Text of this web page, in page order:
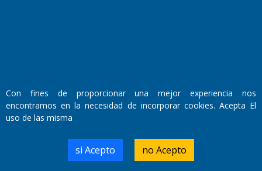
Santa Rosa, La Pampa.
Número de Registro DNDA:
RL-2019-55551274-APN-DNDA#MJ
Con fines de proporcionar una mejor experiencia nos
encontramos en la necesidad de incorporar cookies. Acepta El
uso de las misma
si Acepto no Acepto